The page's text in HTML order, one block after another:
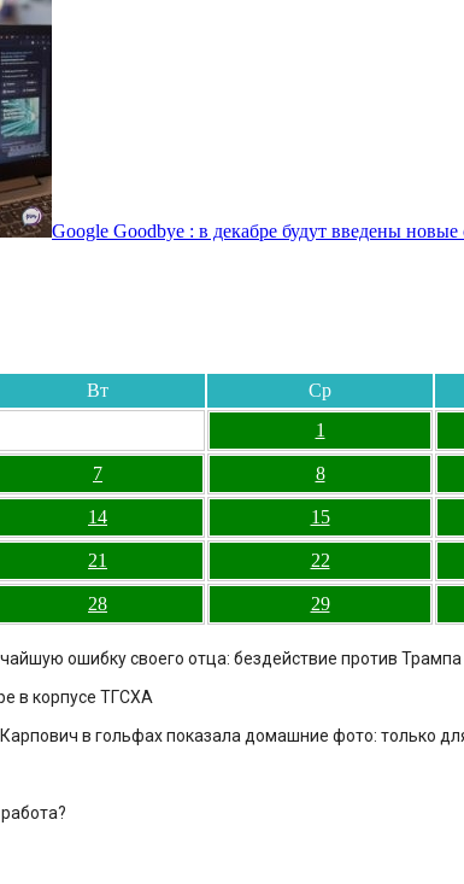
Google Goodbye : в декабре будут введены
Вт Ср
1
7 8
14 15
21 22
28 29
ошибку своего отца: бездействие против Трампа
в корпусе ТГСХА
в гольфах показала домашние фото: только